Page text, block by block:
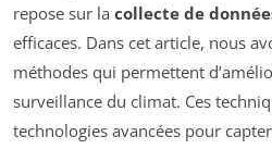
repose sur la collecte de
efficaces. Dans cet article, nous
méthodes qui permettent
surveillance du climat. Ces
technologies avancées pour